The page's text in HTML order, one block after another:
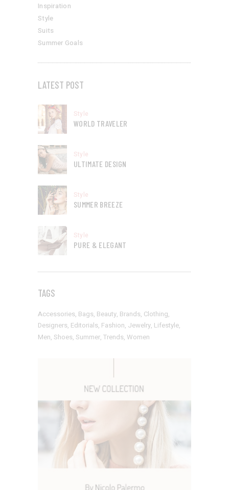
Inspiration
Style
Suits
Summer Goals
LATEST POST
Style
WORLD TRAVELER
Style
ULTIMATE DESIGN
Style
SUMMER BREEZE
Style
PURE & ELEGANT
TAGS
Accessories Bags Beauty Brands Clothing
Designers Editorials Fashion Jewelry Lifestyle
Men Shoes Summer Trends Women